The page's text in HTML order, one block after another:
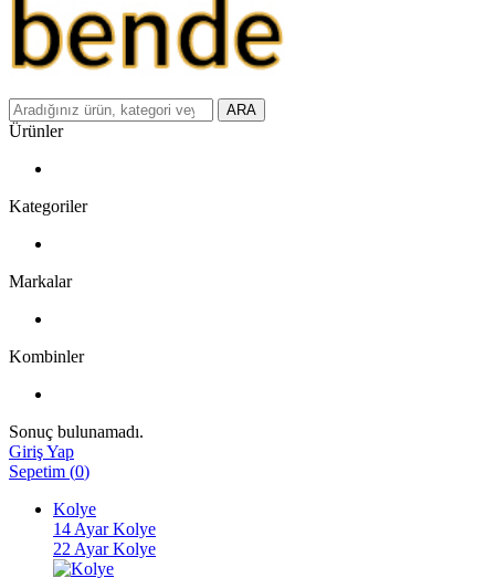
ARA
Ürünler
Kategoriler
Markalar
Kombinler
Sonuç bulunamadı.
Giriş Yap
Sepetim (0)
Kolye
14 Ayar Kolye
22 Ayar Kolye